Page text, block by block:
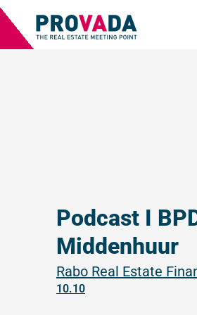
Podcast I
Middenhuur
Rabo Real Estate
10.10